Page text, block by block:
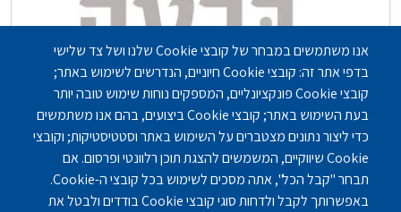
אנו משתמשים במבחר של קובצי Cookie שלנו ושל צד שלישי
בדפי אתר זה: קובצי Cookie חיוניים, הנדרשים לשימוש באתר;
קובצי Cookie פונקציונליים, המספקים נוחות שימוש טובה יותר
בעת השימוש באתר; קובצי Cookie ביצועים, בהם אנו משתמשים
כדי ליצור נתונים מצטברים על השימוש באתר וסטטיסטיקות; וקובצי
Cookie שיווקיים, המשמשים להצגת תוכן רלוונטי ופרסום. אם
תבחר "קבל הכל", אתה מסכים לשימוש בכל קובצי ה-Cookie.
באפשרותך לקבל ולדחות סוגי קובצי Cookie בודדים ולבטל את